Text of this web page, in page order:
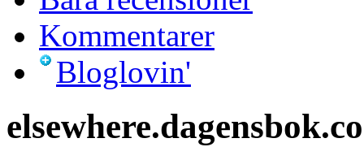
Hela dagensbok.com
Bara recensioner
Kommentarer
Bloglovin'